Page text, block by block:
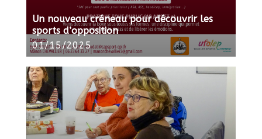
Un nouveau créneau pour découvrir les
sports d’opposition
01/15/2025